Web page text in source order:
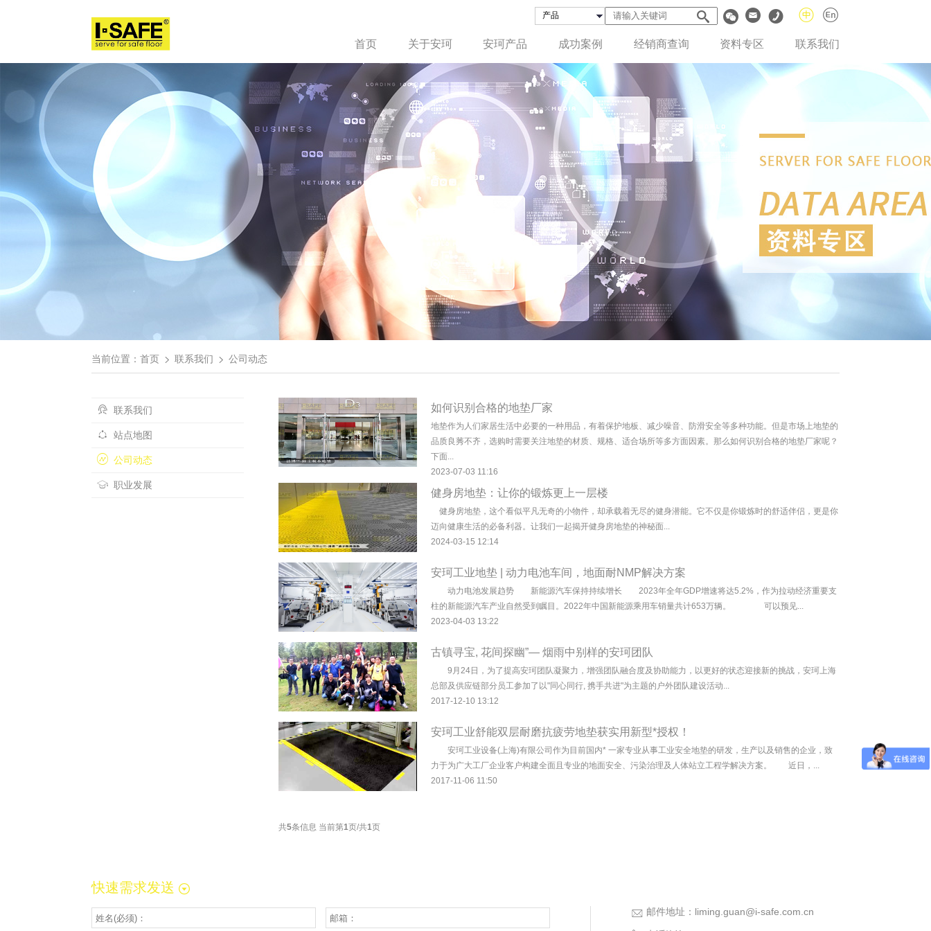
首页 关于安珂 安珂产品 成功案例 经销商查询 资料专区 联系我们
当前位置： 首页 联系我们 公司动态
联系我们
站点地图
公司动态
职业发展
如何识别合格的地垫厂家
地垫作为人们家居生活中必要的一种用品，有着保护地板、减少噪音、防滑安全等多种功能。但是市场上地垫的
品质良莠不齐，选购时需要关注地垫的材质、规格、适合场所等多方面因素。那么如何识别合格的地垫厂家呢？
下面...
2023-07-03 11:16
健身房地垫：让你的锻炼更上一层楼
健身房地垫，这个看似平凡无奇的小物件，却承载着无尽的健身潜能。它不仅是你锻炼时的舒适伴侣，更是你
迈向健康生活的必备利器。让我们一起揭开健身房地垫的神秘面...
2024-03-15 12:14
安珂工业地垫 | 动力电池车间，地面耐NMP解决方案
动力电池发展趋势 新能源汽车保持持续增长 2023年全年GDP增速将达5.2%，作为拉动经济重要支
柱的新能源汽车产业自然受到瞩目。2022年中国新能源乘用车销量共计653万辆。 可以预见...
2023-04-03 13:22
古镇寻宝, 花间探幽”— 烟雨中别样的安珂团队
9月24日，为了提高安珂团队凝聚力，增强团队融合度及协助能力，以更好的状态迎接新的挑战，安珂上海
总部及供应链部分员工参加了以"同心同行, 携手共进"为主题的户外团队建设活动...
2017-12-10 13:12
安珂工业舒能双层耐磨抗疲劳地垫获实用新型*授权！
安珂工业设备(上海)有限公司作为目前国内* 一家专业从事工业安全地垫的研发，生产以及销售的企业，致
力于为广大工厂企业客户构建全面且专业的地面安全、污染治理及人体站立工程学解决方案。 近日，...
2017-11-06 11:50
共5条信息 当前第1页/共1页
快速需求发送
邮件地址： liming.guan@i-safe.com.cn